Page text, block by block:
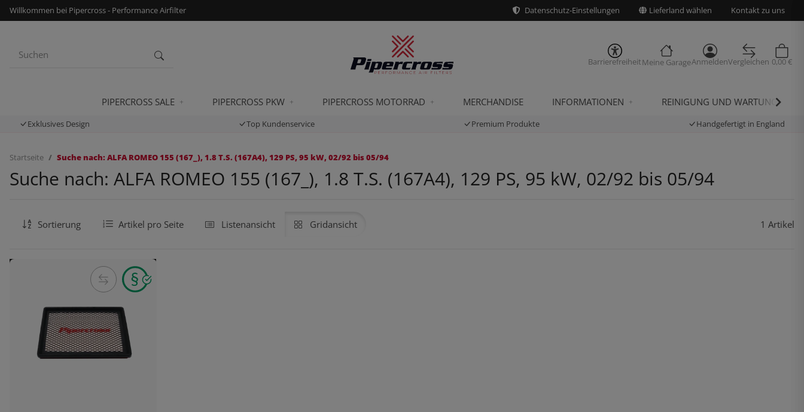
Willkommen bei Pipercross - Performance Airfilter Datenschutz-Einstellungen Lieferland wählen Kontakt zu uns
BarrierefreiheitMeine GarageAnmeldenVergleichen 0,00 €
PIPERCROSS SALE PIPERCROSS PKW PIPERCROSS MOTORRAD MERCHANDISE INFORMATIONEN REINIGUNG UND WARTUNG
Exklusives Design Top Kundenservice Premium Produkte Handgefertigt in England
Startseite Suche nach: ALFA ROMEO 155 (167_), 1.8 T.S. (167A4), 129 PS, 95 kW, 02/92 bis 05/94
Suche nach: ALFA ROMEO 155 (167_), 1.8 T.S. (167A4), 129 PS, 95 kW, 02/92 bis 05/94
Sortierung Artikel pro Seite Listenansicht Gridansicht 1 Artikel